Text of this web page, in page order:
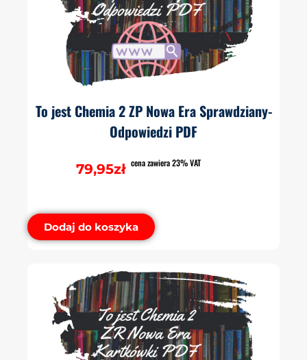
To jest Chemia 2 ZP Nowa Era Sprawdziany-
Odpowiedzi PDF
79,95zł cena zawiera 23% VAT
Dodaj do koszyka